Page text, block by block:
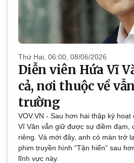
Thế giới
Quan sát
Cuộc sống đó đây
Hồ sơ
Thứ Hai, 06:00, 08/06/2026
Diễn viên Hứa Vĩ
cả, nơi thuộc về
trường
VOV.VN - Sau hơn hai thập kỷ
Vĩ Văn vẫn giữ được sự điềm đạm,
riêng. Và mới đây, anh có màn trở
phim truyền hình “Tận hiến” sau
lĩnh vực này.